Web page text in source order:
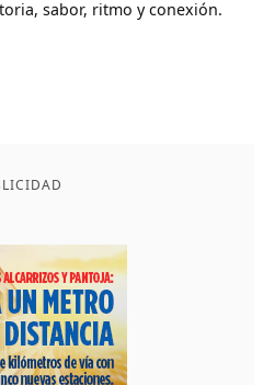
sabor, ritmo y conexión.